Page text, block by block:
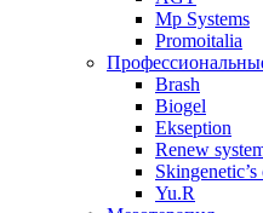
Mp Systems
Promoitalia
Brash
Biogel
Ekseption
Renew
Skingenetic’s
Yu.R